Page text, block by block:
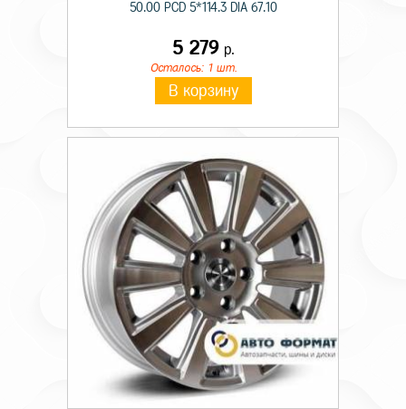
50.00 PCD 5*114.3 DIA 67.10
5 279р.
Осталось: 1 шт.
В корзину